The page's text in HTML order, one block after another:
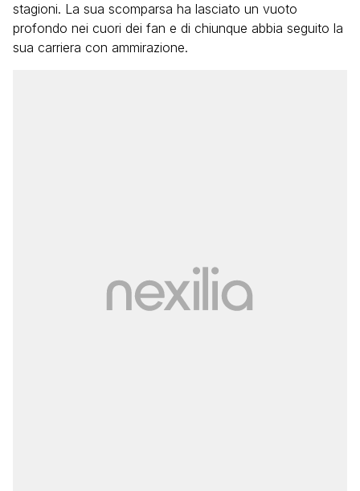
stagioni. La sua scomparsa ha lasciato un vuoto
profondo nei cuori dei fan e di chiunque abbia seguito la
sua carriera con ammirazione.